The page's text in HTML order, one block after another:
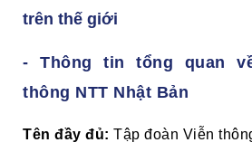
trên thế giới
- Thông tin tổng quan
thông NTT Nhật Bản
Tên đầy đủ: Tập đoàn Viễn